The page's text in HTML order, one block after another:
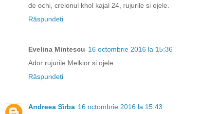
de ochi, creionul khol kajal 24, rujurile si ojele.
Răspundeți
Evelina Mintescu 16 octombrie 2016 la 15:36
Ador rujurile Melkior si ojele.
Răspundeți
Andreea Sîrba 16 octombrie 2016 la 15:43